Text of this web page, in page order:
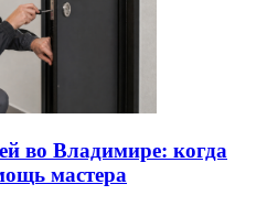
во Владимире: когда
мастера